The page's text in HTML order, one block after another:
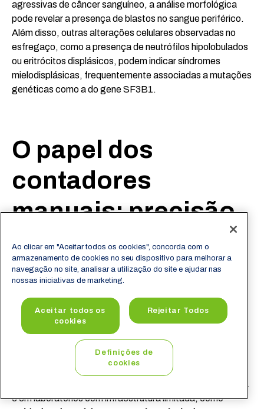
agressivas de câncer sanguíneo, a análise morfológica
pode revelar a presença de blastos no sangue periférico.
Além disso, outras alterações celulares observadas no
esfregaço, como a presença de neutrófilos hipolobulados
ou eritrócitos displásicos, podem indicar síndromes
mielodisplásicas, frequentemente associadas a mutações
genéticas como a do gene SF3B1.
O papel dos
contadores
manuais: precisão
em situações
específicas
Embora os contadores automáticos tenham se tornado
padrão em laboratórios de médio e grande porte, os
contadores manuais ainda desempenham bem em
diversos contextos clínicos. Em especial,
para a verificação de resultados automatizados
análise morfológica mais detalhada
e em laboratórios com infraestrutura limitada, como
Ao clicar em "Aceitar todos os cookies", concorda com o
armazenamento de cookies no seu dispositivo para melhorar a
navegação no site, analisar a utilização do site e ajudar nas
nossas iniciativas de marketing.
Aceitar todos os
cookies
Rejeitar Todos
Definições de
cookies